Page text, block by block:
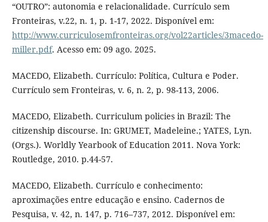
“OUTRO”: autonomia e relacionalidade. Currículo sem
Fronteiras, v.22, n. 1, p. 1-17, 2022. Disponível em:
http://www.curriculosemfronteiras.org/vol22articles/3macedo-
miller.pdf. Acesso em: 09 ago. 2025.
MACEDO, Elizabeth. Currículo: Política, Cultura e Poder.
Currículo sem Fronteiras, v. 6, n. 2, p. 98-113, 2006.
MACEDO, Elizabeth. Curriculum policies in Brazil: The
citizenship discourse. In: GRUMET, Madeleine.; YATES, Lyn.
(Orgs.). Worldly Yearbook of Education 2011. Nova York:
Routledge, 2010. p.44-57.
MACEDO, Elizabeth. Currículo e conhecimento:
aproximações entre educação e ensino. Cadernos de
Pesquisa, v. 42, n. 147, p. 716–737, 2012. Disponível em: